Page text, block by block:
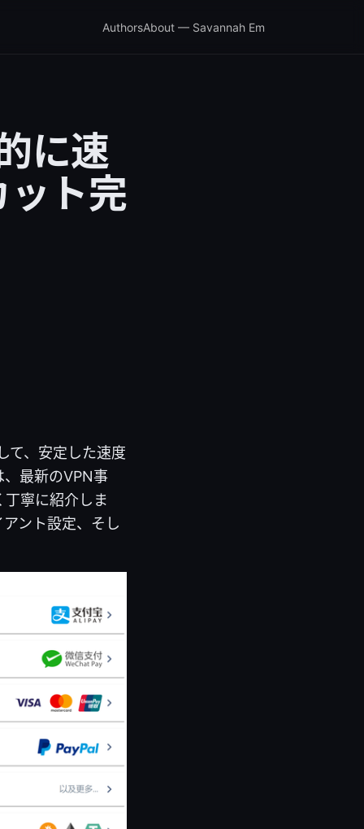
AuthorsAbout — Savannah Em
に速
ット完
て、安定した速度
、最新のVPN事
寧に紹介しま
ント設定、そし